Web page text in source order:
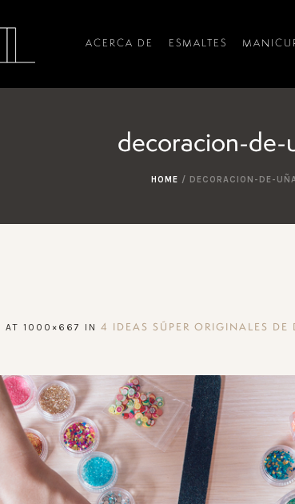
ACERCA DE ESMALTES
decoracion-de-
HOME / DECORACION-DE-
AT 1000×667 IN 4 IDEAS SÚPER ORIGINALES DE